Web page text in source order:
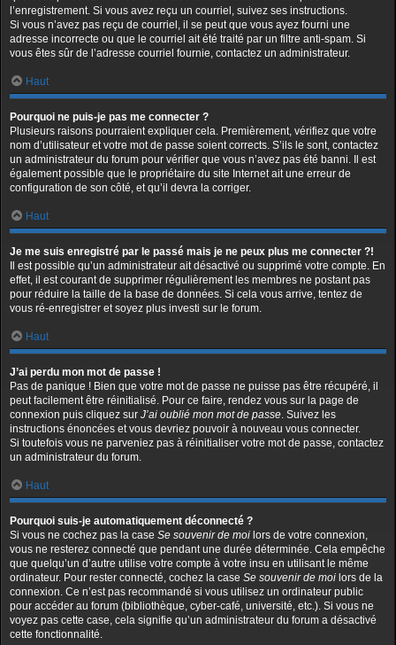
l’enregistrement. Si vous avez reçu un courriel, suivez ses instructions.
Si vous n’avez pas reçu de courriel, il se peut que vous ayez fourni une
adresse incorrecte ou que le courriel ait été traité par un filtre anti-spam. Si
vous êtes sûr de l’adresse courriel fournie, contactez un administrateur.
Haut
Pourquoi ne puis-je pas me connecter ?
Plusieurs raisons pourraient expliquer cela. Premièrement, vérifiez que votre
nom d’utilisateur et votre mot de passe soient corrects. S’ils le sont, contactez
un administrateur du forum pour vérifier que vous n’avez pas été banni. Il est
également possible que le propriétaire du site Internet ait une erreur de
configuration de son côté, et qu’il devra la corriger.
Haut
Je me suis enregistré par le passé mais je ne peux plus me connecter ?!
Il est possible qu’un administrateur ait désactivé ou supprimé votre compte. En
effet, il est courant de supprimer régulièrement les membres ne postant pas
pour réduire la taille de la base de données. Si cela vous arrive, tentez de
vous ré-enregistrer et soyez plus investi sur le forum.
Haut
J’ai perdu mon mot de passe !
Pas de panique ! Bien que votre mot de passe ne puisse pas être récupéré, il
peut facilement être réinitialisé. Pour ce faire, rendez vous sur la page de
connexion puis cliquez sur J’ai oublié mon mot de passe. Suivez les
instructions énoncées et vous devriez pouvoir à nouveau vous connecter.
Si toutefois vous ne parveniez pas à réinitialiser votre mot de passe, contactez
un administrateur du forum.
Haut
Pourquoi suis-je automatiquement déconnecté ?
Si vous ne cochez pas la case Se souvenir de moi lors de votre connexion,
vous ne resterez connecté que pendant une durée déterminée. Cela empêche
que quelqu’un d’autre utilise votre compte à votre insu en utilisant le même
ordinateur. Pour rester connecté, cochez la case Se souvenir de moi lors de la
connexion. Ce n’est pas recommandé si vous utilisez un ordinateur public
pour accéder au forum (bibliothèque, cyber-café, université, etc.). Si vous ne
voyez pas cette case, cela signifie qu’un administrateur du forum a désactivé
cette fonctionnalité.